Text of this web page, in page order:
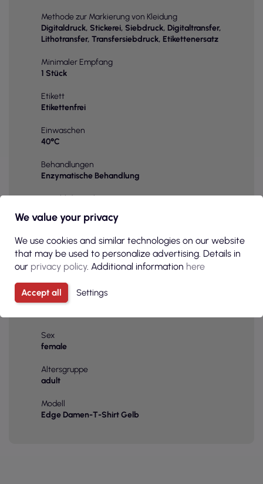
Methode zur Markierung von Kleidung
Digitaldruck, Stickerei, Siebdruck, Digitaltransfer,
Lithotransfer, Transfersiebdruck, Etikettenersatz
Minimaler Empfang
1 Stück
Etikett
Etikettenfrei
Einwaschen
40°C
Behandlungen
Enzymatische Behandlung
Anzahl der Teile in einer Box
10 Stk
Farbe
Grundfarbe
Sex
female
Altersgruppe
adult
Modell
Edge Damen-T-Shirt Gelb
We value your privacy
We use cookies and similar technologies on our website
that may be used to personalize advertising. Details in
our privacy policy. Additional information here
Accept all Settings